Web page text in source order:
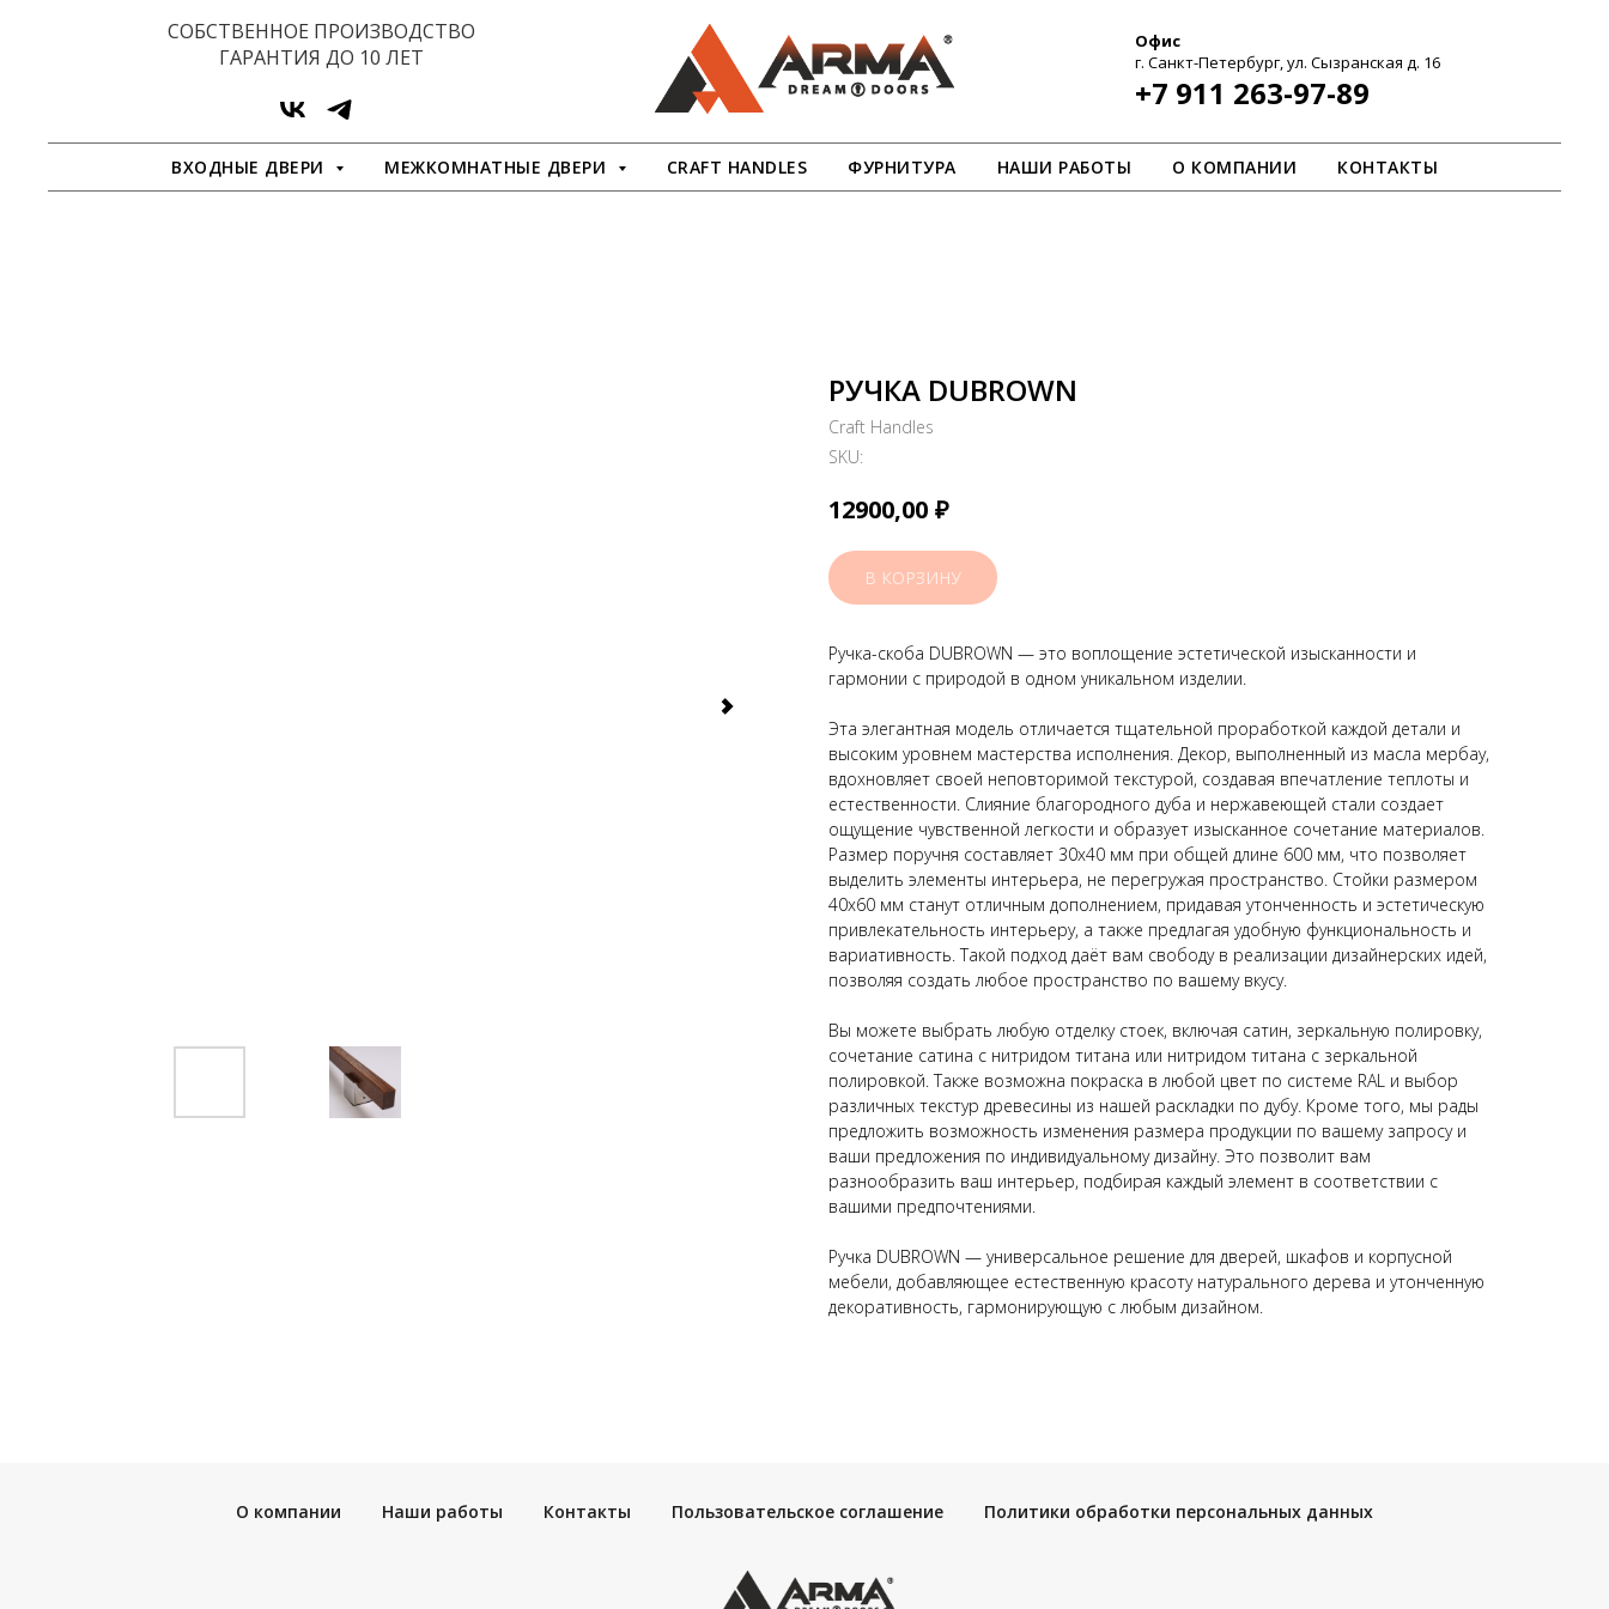
СОБСТВЕННОЕ ПРОИЗВОДСТВО
ГАРАНТИЯ ДО 10 ЛЕТ
Офис
г. Санкт-Петербург, ул. Сызранская д. 16
+7 911 263-97-89
ВХОДНЫЕ ДВЕРИ МЕЖКОМНАТНЫЕ ДВЕРИ CRAFT HANDLES ФУРНИТУРА НАШИ РАБОТЫ О КОМПАНИИ КОНТАКТЫ
РУЧКА DUBROWN
Craft Handles
SKU:
12900,00 ₽
В КОРЗИНУ
Ручка-скоба DUBROWN — это воплощение эстетической изысканности и
гармонии с природой в одном уникальном изделии.
Эта элегантная модель отличается тщательной проработкой каждой детали и
высоким уровнем мастерства исполнения. Декор, выполненный из масла мербау,
вдохновляет своей неповторимой текстурой, создавая впечатление теплоты и
естественности. Слияние благородного дуба и нержавеющей стали создает
ощущение чувственной легкости и образует изысканное сочетание материалов.
Размер поручня составляет 30x40 мм при общей длине 600 мм, что позволяет
выделить элементы интерьера, не перегружая пространство. Стойки размером
40x60 мм станут отличным дополнением, придавая утонченность и эстетическую
привлекательность интерьеру, а также предлагая удобную функциональность и
вариативность. Такой подход даёт вам свободу в реализации дизайнерских идей,
позволяя создать любое пространство по вашему вкусу.
Вы можете выбрать любую отделку стоек, включая сатин, зеркальную полировку,
сочетание сатина с нитридом титана или нитридом титана с зеркальной
полировкой. Также возможна покраска в любой цвет по системе RAL и выбор
различных текстур древесины из нашей раскладки по дубу. Кроме того, мы рады
предложить возможность изменения размера продукции по вашему запросу и
ваши предложения по индивидуальному дизайну. Это позволит вам
разнообразить ваш интерьер, подбирая каждый элемент в соответствии с
вашими предпочтениями.
Ручка DUBROWN — универсальное решение для дверей, шкафов и корпусной
мебели, добавляющее естественную красоту натурального дерева и утонченную
декоративность, гармонирующую с любым дизайном.
О компании Наши работы Контакты Пользовательское соглашение Политики обработки персональных данных